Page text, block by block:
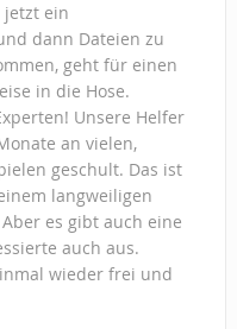
jetzt ein
dann Dateien zu
geht für einen
in die Hose.
Unsere Helfer
an vielen,
geschult. Das ist
langweiligen
es gibt auch eine
auch aus.
wieder frei und